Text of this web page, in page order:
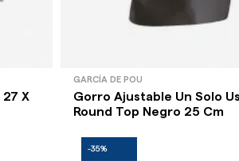
X
GARCÍA DE POU
Gorro Ajustable Un Solo
Round Top Negro 25 Cm
-35%